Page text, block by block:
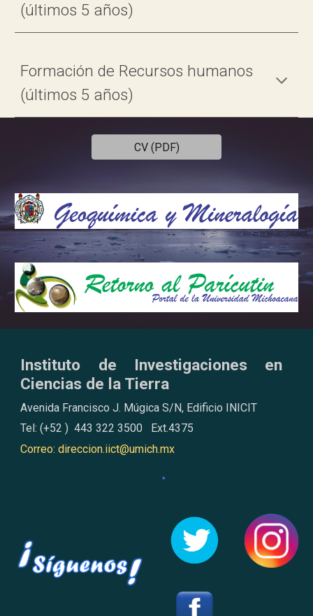
(últimos 5 años)
Formación de Recursos humanos
(últimos 5 años)
CV (PDF)
Instituto de Investigaciones en
Ciencias de la Tierra
Avenida Francisco J. Múgica S/N, Edificio INICIT
Tel: (+52 ) 443 322 3500 Ext.4375
Correo: direccion.iict@umich.mx